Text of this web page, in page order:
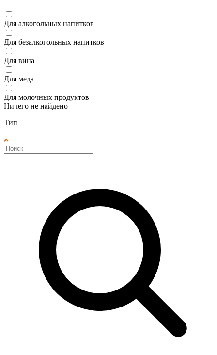
Для алкогольных напитков
Для безалкогольных напитков
Для вина
Для меда
Для молочных продуктов
Ничего не найдено
Тип